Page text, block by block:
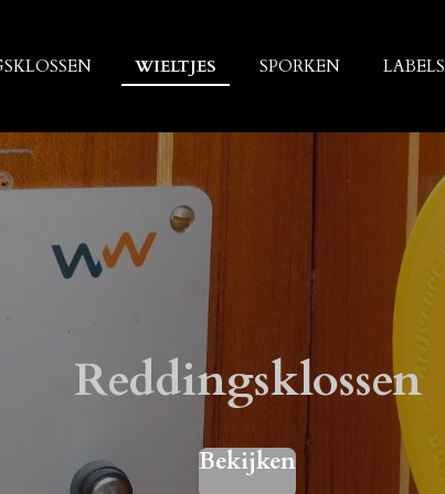
WIELTJES SPORKEN LABELS
Reddingsklossen
Bekijken